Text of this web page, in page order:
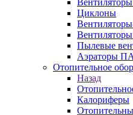
Циклоны
Пылевые
Аэраторы
Отопительное
Назад
Калориферы